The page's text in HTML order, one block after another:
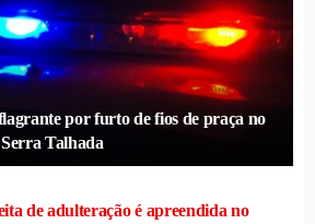
por furto de fios de praça no
Talhada
de adulteração é apreendida no